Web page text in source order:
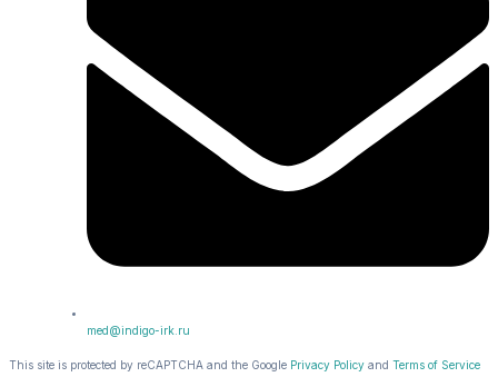
med@indigo-irk.ru
This site is protected by reCAPTCHA and the Google Privacy Policy and Terms of Service